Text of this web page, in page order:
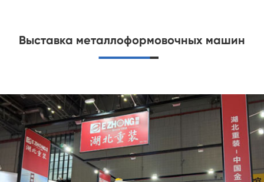
Выставка металлоформовочных машин